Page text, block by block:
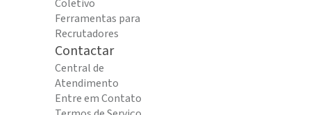
Coletivo
Ferramentas para
Recrutadores
Contactar
Central de
Atendimento
Entre em Contato